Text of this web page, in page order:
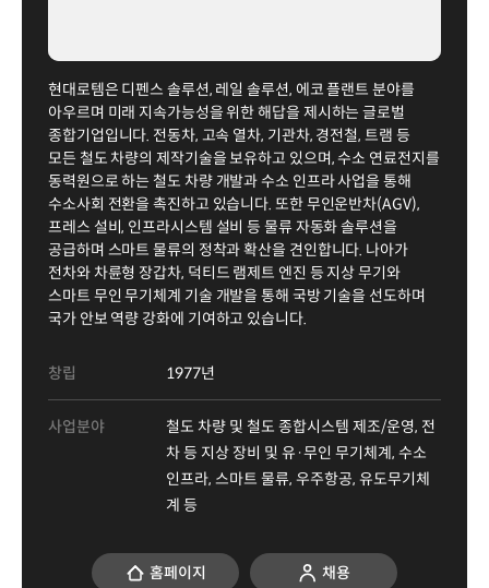
현대로템은 디펜스 솔루션, 레일 솔루션, 에코 플랜트 분야를
아우르며 미래 지속가능성을 위한 해답을 제시하는 글로벌
종합기업입니다. 전동차, 고속 열차, 기관차, 경전철, 트램 등
모든 철도 차량의 제작기술을 보유하고 있으며, 수소 연료전지를
동력원으로 하는 철도 차량 개발과 수소 인프라 사업을 통해
수소사회 전환을 촉진하고 있습니다. 또한 무인운반차(AGV),
프레스 설비, 인프라시스템 설비 등 물류 자동화 솔루션을
공급하며 스마트 물류의 정착과 확산을 견인합니다. 나아가
전차와 차륜형 장갑차, 덕티드 램제트 엔진 등 지상 무기와
스마트 무인 무기체계 기술 개발을 통해 국방 기술을 선도하며
국가 안보 역량 강화에 기여하고 있습니다.
창립 1977년
사업분야
철도 차량 및 철도 종합시스템 제조/운영, 전
차 등 지상 장비 및 유·무인 무기체계, 수소
인프라, 스마트 물류, 우주항공, 유도무기체
계 등
홈페이지 채용